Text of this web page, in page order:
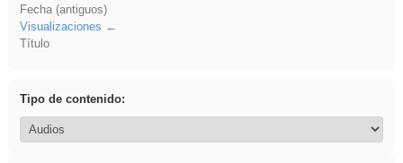
Fecha (antiguos)
Visualizaciones
Título
Tipo de contenido: